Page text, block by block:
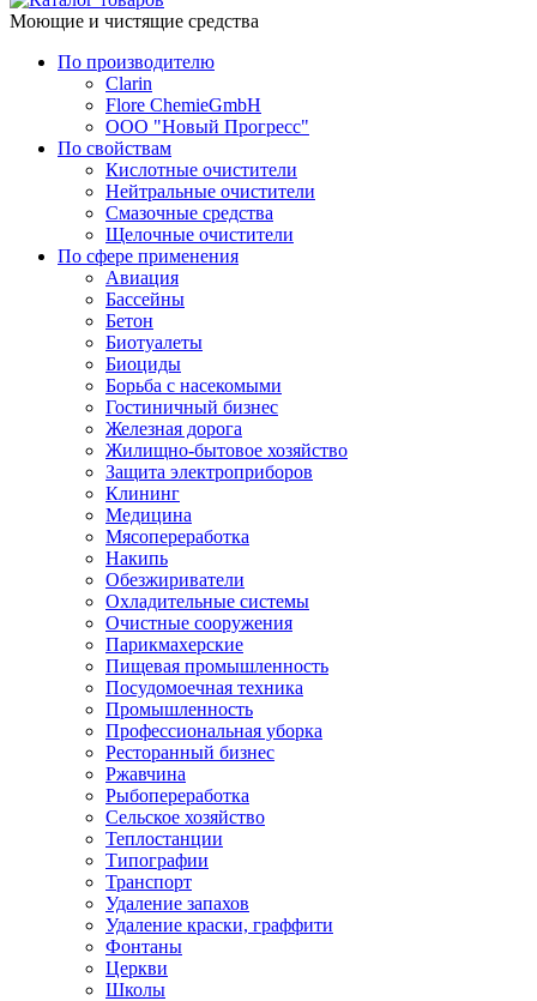
Моющие и чистящие средства
По производителю
Clarin
Flore ChemieGmbH
ООО "Новый Прогресс"
По свойствам
Кислотные очистители
Нейтральные очистители
Смазочные средства
Щелочные очистители
По сфере применения
Авиация
Бассейны
Бетон
Биотуалеты
Биоциды
Борьба с насекомыми
Гостиничный бизнес
Железная дорога
Жилищно-бытовое хозяйство
Защита электроприборов
Клининг
Медицина
Мясопереработка
Накипь
Обезжириватели
Охладительные системы
Очистные сооружения
Парикмахерские
Пищевая промышленность
Посудомоечная техника
Промышленность
Профессиональная уборка
Ресторанный бизнес
Ржавчина
Рыбопереработка
Сельское хозяйство
Теплостанции
Типографии
Транспорт
Удаление запахов
Удаление краски, граффити
Фонтаны
Церкви
Школы